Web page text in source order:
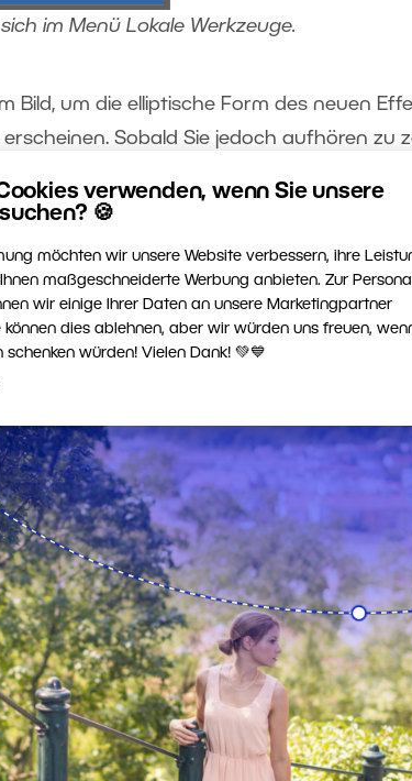
verwenden, wenn Sie unsere
🍪
möchten wir unsere Website verbessern, ihre
maßgeschneiderte Werbung anbieten. Zur
wir einige Ihrer Daten an unsere Marketingpartner
können dies ablehnen, aber wir würden uns freuen,
schenken würden! Vielen Dank! 💚💙
im Menü Lokale Werkzeuge.
Bild, um die elliptische Form des neuen
Sobald Sie jedoch aufhören zu
des Kreisförmigen Verlaufs bearbeiten,
vorgenommenen Anpassungen werden